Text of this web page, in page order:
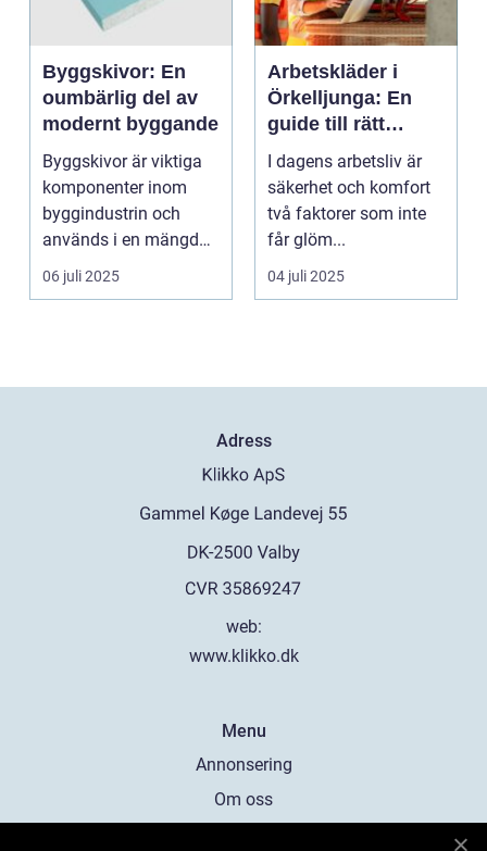
Byggskivor: En
oumbärlig del av
modernt byggande
Byggskivor är viktiga
komponenter inom
byggindustrin och
används i en mängd
olika kon...
06 juli 2025
Arbetskläder i
Örkelljunga: En
guide till rätt
skydd och
bekvämlighet på
jobbet
I dagens arbetsliv är
säkerhet och komfort
två faktorer som inte
får glöm...
04 juli 2025
Adress
web:
www.klikko.dk
Menu
Annonsering
Om oss